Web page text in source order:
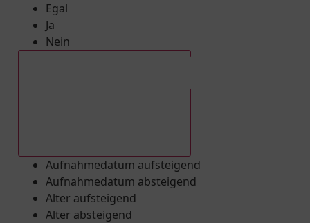
Egal
Ja
Nein
Aufnahmedatum aufsteigend
Aufnahmedatum absteigend
Alter aufsteigend
Alter absteigend